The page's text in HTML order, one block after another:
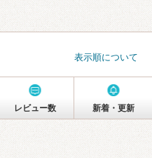
表示順について
レビュー数 新着・更新